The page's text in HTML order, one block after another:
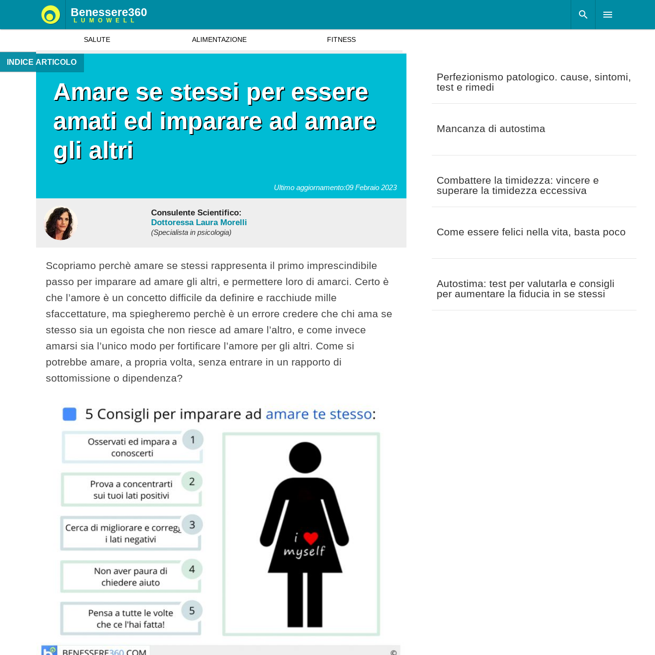
Amare se stessi per essere
amati ed imparare ad amare
gli altri
Ultimo aggiornamento:09 Febraio 2023
Consulente Scientifico:
Dottoressa Laura Morelli
(Specialista in psicologia)
Scopriamo perchè amare se stessi rappresenta il primo imprescindibile
passo per imparare ad amare gli altri, e permettere loro di amarci. Certo è
che l’amore è un concetto difficile da definire e racchiude mille
sfaccettature, ma spiegheremo perchè è un errore credere che chi ama se
stesso sia un egoista che non riesce ad amare l’altro, e come invece
amarsi sia l’unico modo per fortificare l’amore per gli altri. Come si
potrebbe amare, a propria volta, senza entrare in un rapporto di
sottomissione o dipendenza?
INDICE ARTICOLO
Perfezionismo patologico. cause, sintomi,
test e rimedi
Mancanza di autostima
Combattere la timidezza: vincere e
superare la timidezza eccessiva
Come essere felici nella vita, basta poco
Autostima: test per valutarla e consigli
per aumentare la fiducia in se stessi
Benessere360
LUMOWELL
SALUTE ALIMENTAZIONE FITNESS